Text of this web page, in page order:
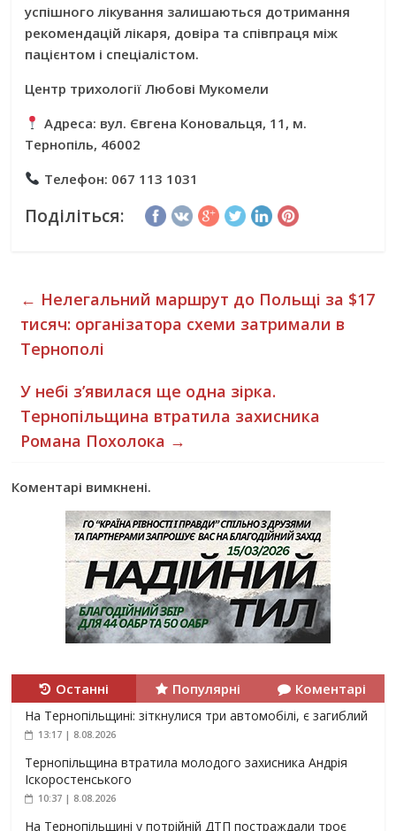
успішного лікування залишаються дотримання
рекомендацій лікаря, довіра та співпраця між
пацієнтом і спеціалістом.
Центр трихології Любові Мукомели
Адреса: вул. Євгена Коновальця, 11, м.
Тернопіль, 46002
Телефон: 067 113 1031
Поділіться:
← Нелегальний маршрут до Польщі за $17
тисяч: організатора схеми затримали в
Тернополі
У небі з’явилася ще одна зірка.
Тернопільщина втратила захисника
Романа Похолока →
Коментарі вимкнені.
Останні Популярні Коментарі
На Тернопільщині: зіткнулися три автомобілі, є загиблий
13:17 | 8.08.2026
Тернопільщина втратила молодого захисника Андрія
Іскоростенського
10:37 | 8.08.2026
На Тернопільщині у потрійній ДТП постраждали троє